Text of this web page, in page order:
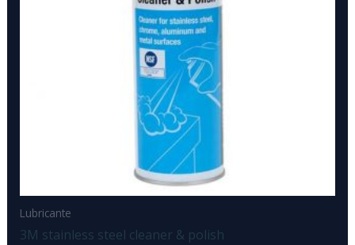
Lubricante
3M stainless steel cleaner & polish